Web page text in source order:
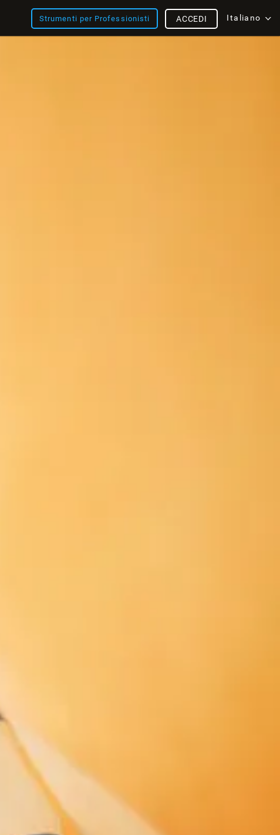
Strumenti per Professionisti Italiano
ACCEDI